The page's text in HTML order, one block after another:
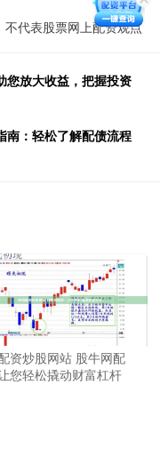
代表股票网上配资观点
您放大收益，把握投资
南：轻松了解配债流程
资炒股网站 股牛网配
您轻松撬动财富杠杆